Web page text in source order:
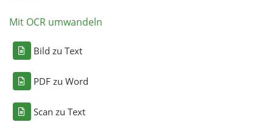
Mit OCR umwandeln
Bild zu Text
PDF zu Word
Scan zu Text